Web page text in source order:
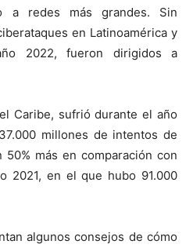
a redes más grandes. Sin
en Latinoamérica y
2022, fueron dirigidos a
Caribe, sufrió durante el año
millones de intentos de
más en comparación con
2021, en el que hubo 91.000
algunos consejos de cómo